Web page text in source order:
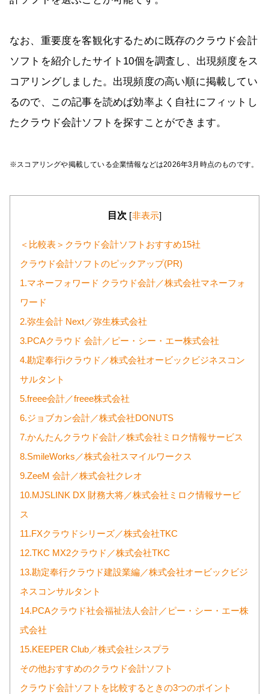
なお、重要度を客観化するために既存のクラウド会計
ソフトを紹介したサイト10個を調査し、出現頻度をス
コアリングしました。出現頻度の高い順に掲載してい
るので、この記事を読めば効率よく自社にフィットし
たクラウド会計ソフトを探すことができます。
※スコアリングや掲載している企業情報などは2026年3月時点のものです。
目次 [非表示]
＜比較表＞クラウド会計ソフトおすすめ15社
クラウド会計ソフトのピックアップ(PR)
1.マネーフォワード クラウド会計／株式会社マネーフォ
ワード
2.弥生会計 Next／弥生株式会社
3.PCAクラウド 会計／ピー・シー・エー株式会社
4.勘定奉行iクラウド／株式会社オービックビジネスコン
サルタント
5.freee会計／freee株式会社
6.ジョブカン会計／株式会社DONUTS
7.かんたんクラウド会計／株式会社ミロク情報サービス
8.SmileWorks／株式会社スマイルワークス
9.ZeeM 会計／株式会社クレオ
10.MJSLINK DX 財務大将／株式会社ミロク情報サービ
ス
11.FXクラウドシリーズ／株式会社TKC
12.TKC MX2クラウド／株式会社TKC
13.勘定奉行クラウド建設業編／株式会社オービックビジ
ネスコンサルタント
14.PCAクラウド社会福祉法人会計／ピー・シー・エー株
式会社
15.KEEPER Club／株式会社シスプラ
その他おすすめのクラウド会計ソフト
クラウド会計ソフトを比較するときの3つのポイント